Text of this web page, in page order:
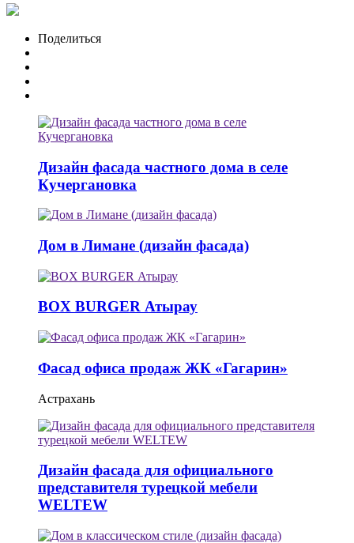
Поделиться
Дизайн фасада частного дома в селе
Кучергановка
Дом в Лимане (дизайн фасада)
BOX BURGER Атырау
Фасад офиса продаж ЖК «Гагарин»
Астрахань
Дизайн фасада для официального
представителя турецкой мебели
WELTEW